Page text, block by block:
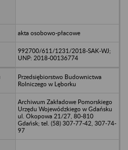
akta osobowo-płacowe
992700/611/1231/2018-SAK-WJ;
UNP: 2018-00136774
Przedsiębiorstwo Budownictwa
Rolniczego w Lęborku
Archiwum Zakładowe Pomorskiego
Urzędu Wojewódzkiego w Gdańsku
ul. Okopowa 21/27, 80-810
Gdańsk; tel. (58) 307-77-42, 307-74-
97